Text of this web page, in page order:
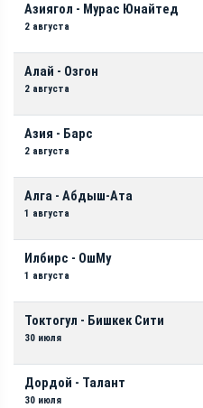
Азиягол - Мурас Юнайтед
2 августа
Алай - Озгон
2 августа
Азия - Барс
2 августа
Алга - Абдыш-Ата
1 августа
Илбирс - ОшМу
1 августа
Токтогул - Бишкек Сити
30 июля
Дордой - Талант
30 июля